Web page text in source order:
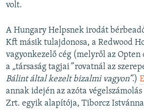
volt.
A Hungary Helpsnek irodát
Kft másik tulajdonosa, a Redwood
vagyonkezelő cég (melyről az Opten
a „társaság tagjai”rovatnál az
Bálint által kezelt bizalmi vagyon”.)
annak idején az azóta
Zrt. egyik alapítója, Tiborcz